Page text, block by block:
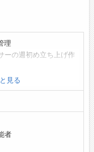
理
ーの週初め立ち上げ作
ー、LNG設備の日常点
、LNG設備の軽微な
ィ設備の清掃作業
見る
者